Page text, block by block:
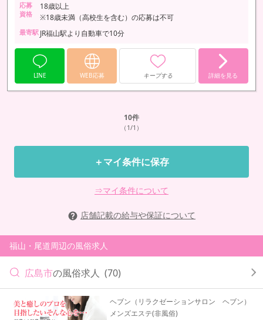
応募
資格
18歳以上
※18歳未満（高校生を含む）の応募は不可
最寄駅 JR福山駅より自動車で10分
LINE WEB応募 キープする 詳細を見る
10件
（1/1）
＋マイ条件に保存
⇒マイ条件について
店舗記載の給与や保証について
福山・尾道周辺の風俗求人
広島市の風俗求人 (70)
ヘブン（リラクゼーションサロン ヘブン）
メンズエステ(非風俗)